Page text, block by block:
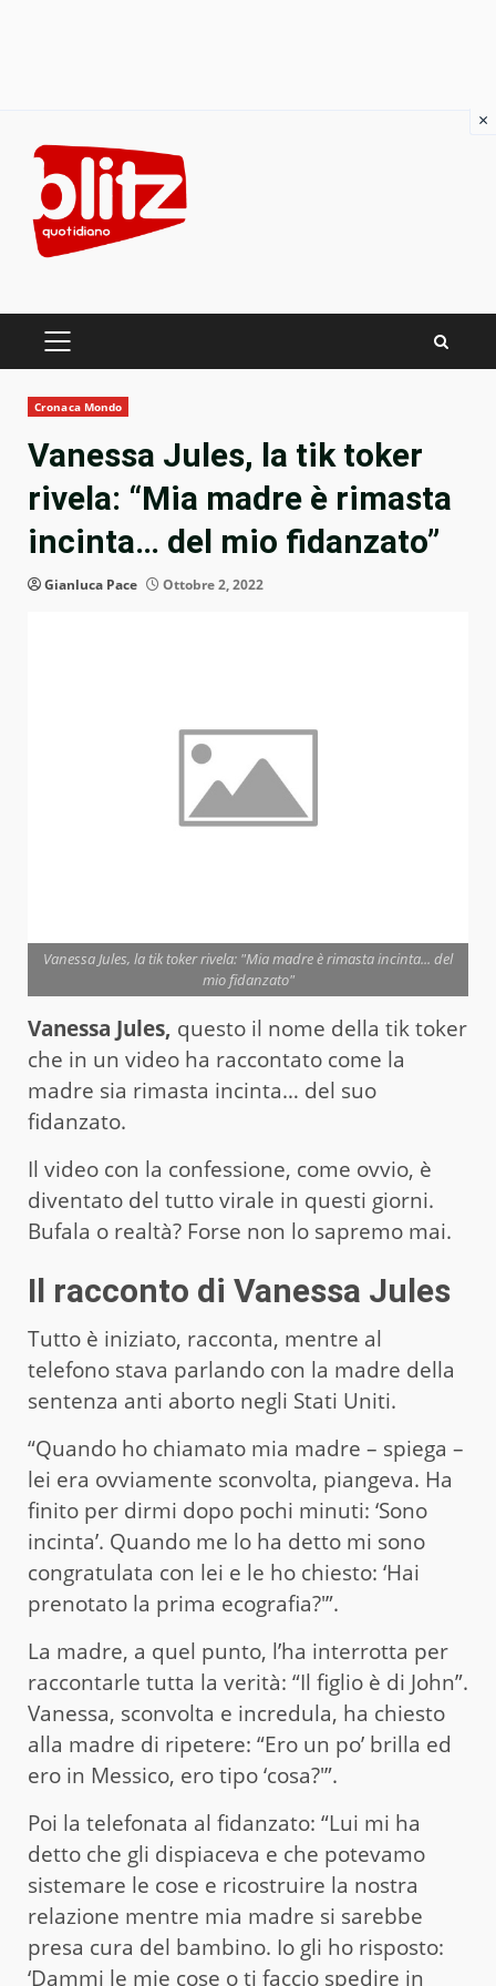
content
PRIMARY
Cronaca Mondo
Vanessa Jules, la tik toker
rivela: “Mia madre è rimasta
incinta… del mio fidanzato”
Gianluca Pace Ottobre 2, 2022
Vanessa Jules, la tik toker rivela: "Mia madre è rimasta incinta... del
mio fidanzato"
Vanessa Jules, questo il nome della tik toker
che in un video ha raccontato come la
madre sia rimasta incinta… del suo
fidanzato.
Il video con la confessione, come ovvio, è
diventato del tutto virale in questi giorni.
Bufala o realtà? Forse non lo sapremo mai.
Il racconto di Vanessa Jules
Tutto è iniziato, racconta, mentre al
telefono stava parlando con la madre della
sentenza anti aborto negli Stati Uniti.
“Quando ho chiamato mia madre – spiega –
lei era ovviamente sconvolta, piangeva. Ha
finito per dirmi dopo pochi minuti: ‘Sono
incinta’. Quando me lo ha detto mi sono
congratulata con lei e le ho chiesto: ‘Hai
prenotato la prima ecografia?'”.
La madre, a quel punto, l’ha interrotta per
raccontarle tutta la verità: “Il figlio è di John”.
Vanessa, sconvolta e incredula, ha chiesto
alla madre di ripetere: “Ero un po’ brilla ed
ero in Messico, ero tipo ‘cosa?'”.
Poi la telefonata al fidanzato: “Lui mi ha
detto che gli dispiaceva e che potevamo
sistemare le cose e ricostruire la nostra
relazione mentre mia madre si sarebbe
presa cura del bambino. Io gli ho risposto:
‘Dammi le mie cose o ti faccio spedire in
×